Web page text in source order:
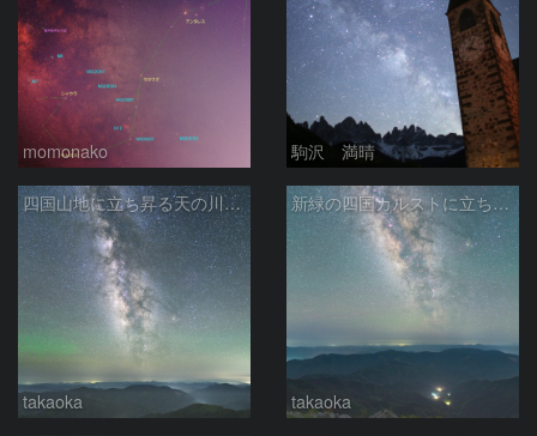
momonako 駒沢 満晴
四国山地に立ち昇る天の川銀河（１４ｍｍヨコ）
takaoka
新緑の四国カルストに立ち昇る天の川銀河中心部
takaoka